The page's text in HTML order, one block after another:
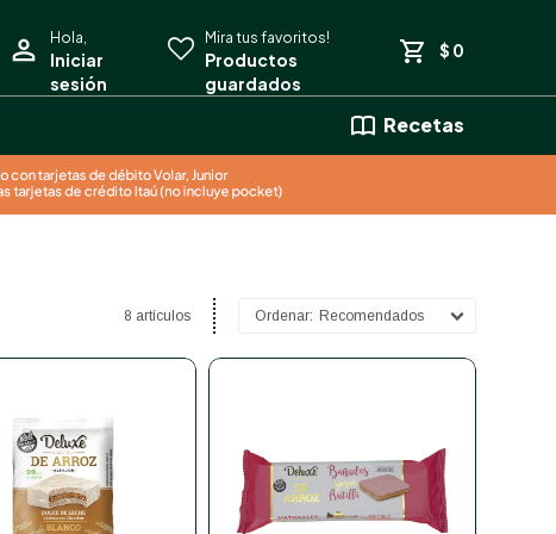
Recetas
$ 0
8 artículos Recomendados